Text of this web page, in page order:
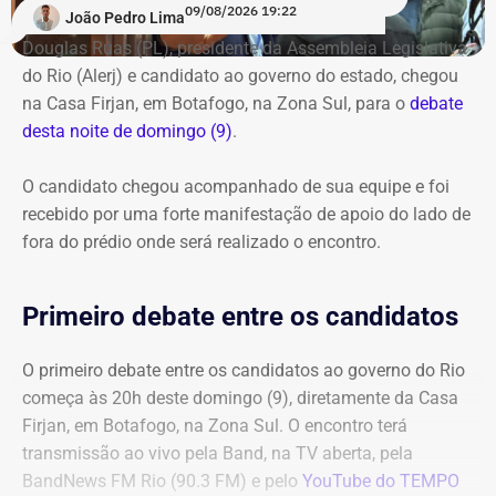
João Pedro Lima09/08/2026 19:22
Douglas Ruas (PL), presidente da Assembleia Legislativa
do Rio (Alerj) e candidato ao governo do estado, chegou
na Casa Firjan, em Botafogo, na Zona Sul, para o debate
desta noite de domingo (9).
O candidato chegou acompanhado de sua equipe e foi
recebido por uma forte manifestação de apoio do lado de
fora do prédio onde será realizado o encontro.
Primeiro debate entre os candidatos
O primeiro debate entre os candidatos ao governo do Rio
começa às 20h deste domingo (9), diretamente da Casa
Firjan, em Botafogo, na Zona Sul. O encontro terá
transmissão ao vivo pela Band, na TV aberta, pela
BandNews FM Rio (90.3 FM) e pelo YouTube do TEMPO